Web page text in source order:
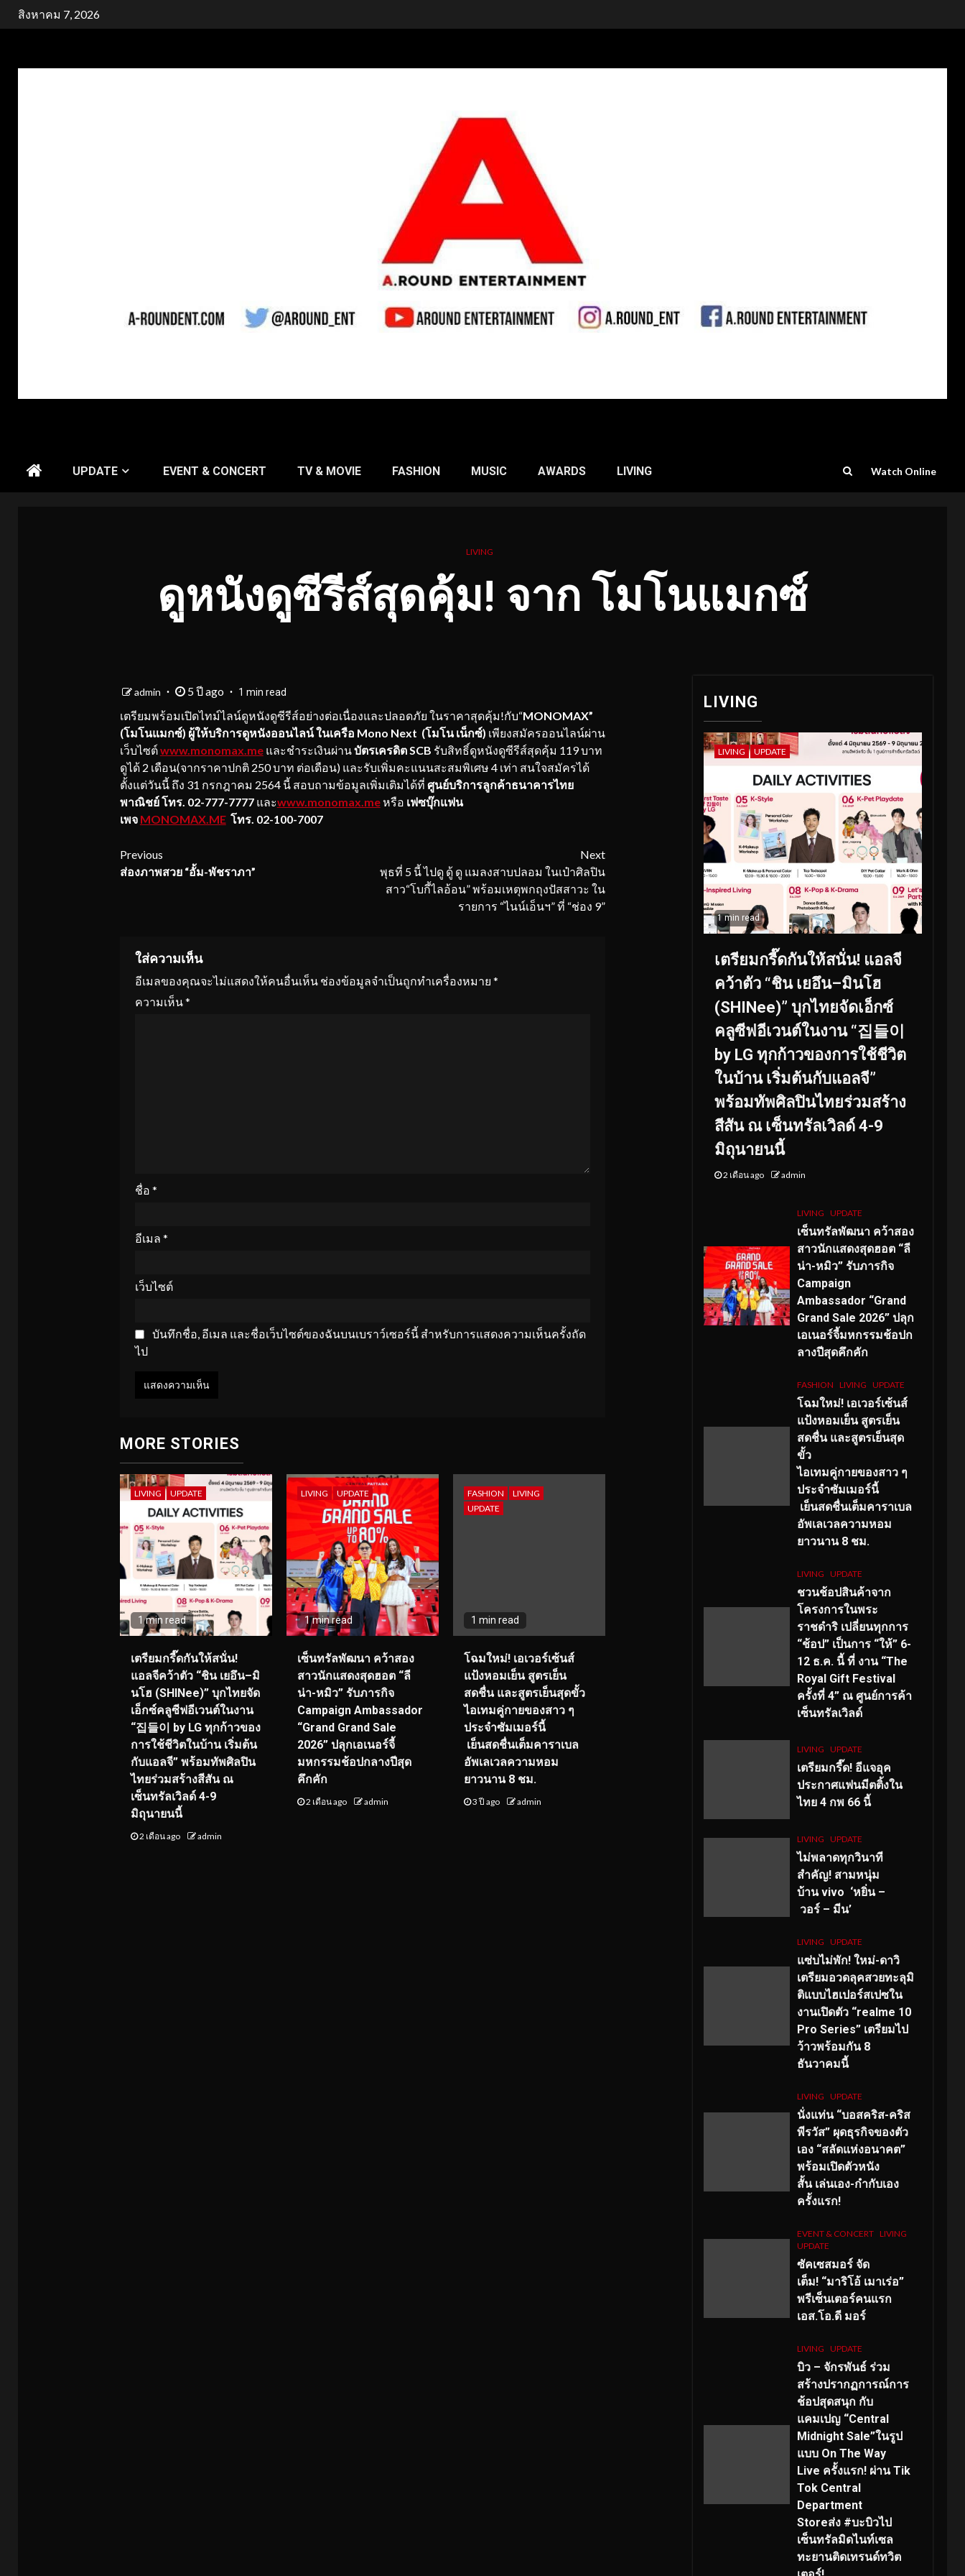
Skipสิงหาคม 7, 2026
UPDATE EVENT & CONCERT TV & MOVIE FASHION MUSIC AWARDS LIVING Watch Online
LIVING
ดูหนังดูซีรีส์สุดคุ้ม! จาก โมโนแมกซ์
admin 5 ปี ago 1 min read
เตรียมพร้อมเปิดไทม์ไลน์ดูหนังดูซีรีส์อย่างต่อเนื่องและปลอดภัย ในราคาสุดคุ้ม!กับ“MONOMAX”
(โมโนแมกซ์) ผู้ให้บริการดูหนังออนไลน์ ในเครือ Mono Next (โมโน เน็กซ์) เพียงสมัครออนไลน์ผ่าน
เว็บไซต์www.monomax.meและชำระเงินผ่านบัตรเครดิต SCB รับสิทธิ์ดูหนังดูซีรีส์สุดคุ้ม 119 บาท
ดูได้ 2 เดือน(จากราคาปกติ 250 บาท ต่อเดือน) และรับเพิ่มคะแนนสะสมพิเศษ 4 เท่า สนใจสมัครได้
ตั้งแต่วันนี้ ถึง 31 กรกฎาคม 2564 นี้ สอบถามข้อมูลเพิ่มเติมได้ที่ ศูนย์บริการลูกค้าธนาคารไทย
พาณิชย์ โทร. 02-777-7777และwww.monomax.meหรือ เฟซบุ๊กแฟน
เพจ MONOMAX.MEโทร. 02-100-7007
Continue
Reading
Previous
ส่องภาพสวย “อั้ม-พัชราภา”
Next
พุธที่ 5 นี้ ไปดู ดู้ ดู แมลงสาบปลอม ในเป๋าศิลปิน
สาว“โบกี้ไลอ้อน” พร้อมเหตุพกถุงปัสสาวะ ใน
รายการ “ไนน์เอ็นฯ” ที่ “ช่อง 9”
ใส่ความเห็น
อีเมลของคุณจะไม่แสดงให้คนอื่นเห็น ช่องข้อมูลจำเป็นถูกทำเครื่องหมาย *
ความเห็น*
ชื่อ *
อีเมล *
เว็บไซต์
บันทึกชื่อ, อีเมล และชื่อเว็บไซต์ของฉันบนเบราว์เซอร์นี้ สำหรับการแสดงความเห็นครั้งถัด
ไป
MORE STORIES
LIVING UPDATE
1 min read
เตรียมกรี๊ดกันให้สนั่น!
แอลจีคว้าตัว “ชิน เยอึน–มิ
นโฮ (SHINee)” บุกไทยจัด
เอ็กซ์คลูซีฟอีเวนต์ในงาน
“집들이 by LG ทุกก้าวของ
การใช้ชีวิตในบ้าน เริ่มต้น
กับแอลจี” พร้อมทัพศิลปิน
ไทยร่วมสร้างสีสัน ณ
เซ็นทรัลเวิลด์ 4-9
มิถุนายนนี้
2 เดือน ago admin
LIVING UPDATE
1 min read
เซ็นทรัลพัฒนา คว้าสอง
สาวนักแสดงสุดฮอต “ลี
น่า-หมิว” รับภารกิจ
Campaign Ambassador
“Grand Grand Sale
2026” ปลุกเอเนอร์จี้
มหกรรมช้อปกลางปีสุด
คึกคัก
2 เดือน ago admin
FASHION
LIVING
UPDATE
1 min read
โฉมใหม่! เอเวอร์เซ้นส์
แป้งหอมเย็น สูตรเย็น
สดชื่น และสูตรเย็นสุดขั้ว
ไอเทมคู่กายของสาว ๆ
ประจำซัมเมอร์นี้
เย็นสดชื่นเต็มคาราเบล
อัพเลเวลความหอม
ยาวนาน 8 ชม.
3 ปี ago admin
LIVING
LIVING UPDATE
1 min read
เตรียมกรี๊ดกันให้สนั่น! แอลจี
คว้าตัว “ชิน เยอึน–มินโฮ
(SHINee)” บุกไทยจัดเอ็กซ์
คลูซีฟอีเวนต์ในงาน “집들이
by LG ทุกก้าวของการใช้ชีวิต
ในบ้าน เริ่มต้นกับแอลจี”
พร้อมทัพศิลปินไทยร่วมสร้าง
สีสัน ณ เซ็นทรัลเวิลด์ 4-9
มิถุนายนนี้
2 เดือน ago admin
LIVING UPDATE
เซ็นทรัลพัฒนา คว้าสอง
สาวนักแสดงสุดฮอต “ลี
น่า-หมิว” รับภารกิจ
Campaign
Ambassador “Grand
Grand Sale 2026” ปลุก
เอเนอร์จี้มหกรรมช้อปก
ลางปีสุดคึกคัก
FASHION LIVING UPDATE
โฉมใหม่! เอเวอร์เซ้นส์
แป้งหอมเย็น สูตรเย็น
สดชื่น และสูตรเย็นสุด
ขั้ว
ไอเทมคู่กายของสาว ๆ
ประจำซัมเมอร์นี้
เย็นสดชื่นเต็มคาราเบล
อัพเลเวลความหอม
ยาวนาน 8 ชม.
LIVING UPDATE
ชวนช้อปสินค้าจาก
โครงการในพระ
ราชดำริ เปลี่ยนทุกการ
“ช้อป” เป็นการ “ให้” 6-
12 ธ.ค. นี้ ที่ งาน “The
Royal Gift Festival
ครั้งที่ 4” ณ ศูนย์การค้า
เซ็นทรัลเวิลด์
LIVING UPDATE
เตรียมกรี๊ด! อีแจอุค
ประกาศแฟนมีตติ้งใน
ไทย 4 กพ 66 นี้
LIVING UPDATE
ไม่พลาดทุกวินาที
สำคัญ! สามหนุ่ม
บ้าน vivo ‘หยิ่น –
วอร์ – มีน’
LIVING UPDATE
แซ่บไม่พัก! ใหม่-ดาวิ
เตรียมอวดลุคสวยทะลุมิ
ติแบบไฮเปอร์สเปซใน
งานเปิดตัว “realme 10
Pro Series” เตรียมไป
ว้าวพร้อมกัน 8
ธันวาคมนี้
LIVING UPDATE
นั่งแท่น “บอสคริส-คริส
พีรวัส” ผุดธุรกิจของตัว
เอง “สลัดแห่งอนาคต”
พร้อมเปิดตัวหนัง
สั้น เล่นเอง-กำกับเอง
ครั้งแรก!
EVENT & CONCERT LIVING
UPDATE
ซัคเซสมอร์ จัด
เต็ม! “มาริโอ้ เมาเร่อ”
พรีเซ็นเตอร์คนแรก
เอส.โอ.ดี มอร์
LIVING UPDATE
บิว – จักรพันธ์ ร่วม
สร้างปรากฏการณ์การ
ช้อปสุดสนุก กับ
แคมเปญ “Central
Midnight Sale”ในรูป
แบบ On The Way
Live ครั้งแรก! ผ่าน Tik
Tok Central
Department
Storeส่ง #บะบิวไป
เซ็นทรัลมิดไนท์เซล
ทะยานติดเทรนด์ทวิต